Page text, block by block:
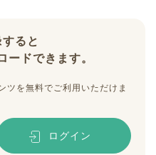
ると
ードできます。
を無料でご利用いただけま
ログイン